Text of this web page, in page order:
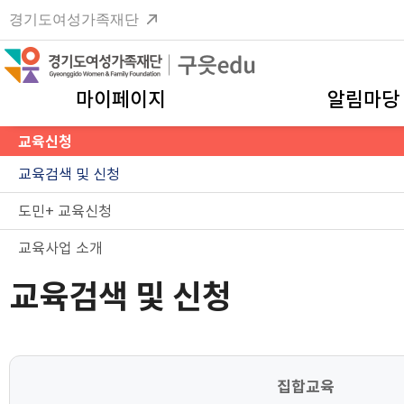
경기도여성가족재단
마이페이지 알림마당
교육신청
교육검색 및 신청
도민+ 교육신청
교육사업 소개
교육검색 및 신청
집합교육